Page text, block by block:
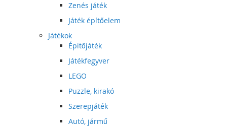
Zenés játék
Játék építőelem
Játékok
Épitőjáték
Játékfegyver
LEGO
Puzzle, kirakó
Szerepjáték
Autó, jármű